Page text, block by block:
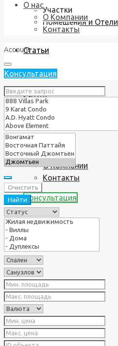
Участки
Помещения и Отели
Статьи
Услуги
О нас
О Компании
Контакты
Консультация
О нас
О Компании
Контакты
Account
Консультация
Очистить
Найти